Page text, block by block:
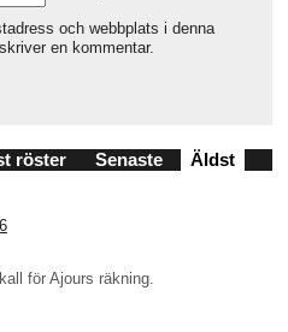
och webbplats i denna
en kommentar.
röster Senaste Äldst
för Ajours räkning.